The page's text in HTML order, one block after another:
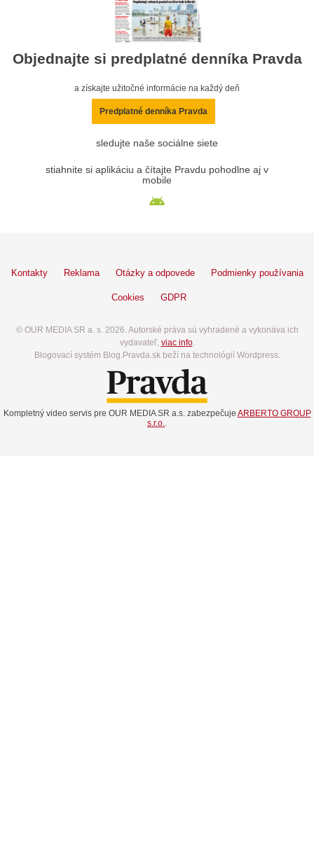
Objednajte si predplatné denníka Pravda
a získajte užitočné informácie na každý deň
Predplatné denníka Pravda
sledujte naše sociálne siete
stiahnite si aplikáciu a čítajte Pravdu pohodlne aj v
mobile
Kontakty Reklama Otázky a odpovede Podmienky používania
Cookies GDPR
© OUR MEDIA SR a. s. 2026. Autorské práva sú vyhradené a vykonáva ich
vydavateľ, viac info.
Blogovací systém Blog.Pravda.sk beží na technológií Wordpress.
Kompletný video servis pre OUR MEDIA SR a.s. zabezpečuje ARBERTO GROUP
s.r.o.